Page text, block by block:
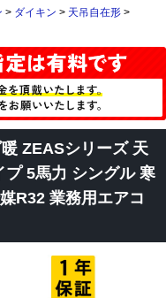
> ダイキン > 天吊自在形 >
ZEASシリーズ 天
プ 5馬力 シングル 寒
R32 業務用エアコ